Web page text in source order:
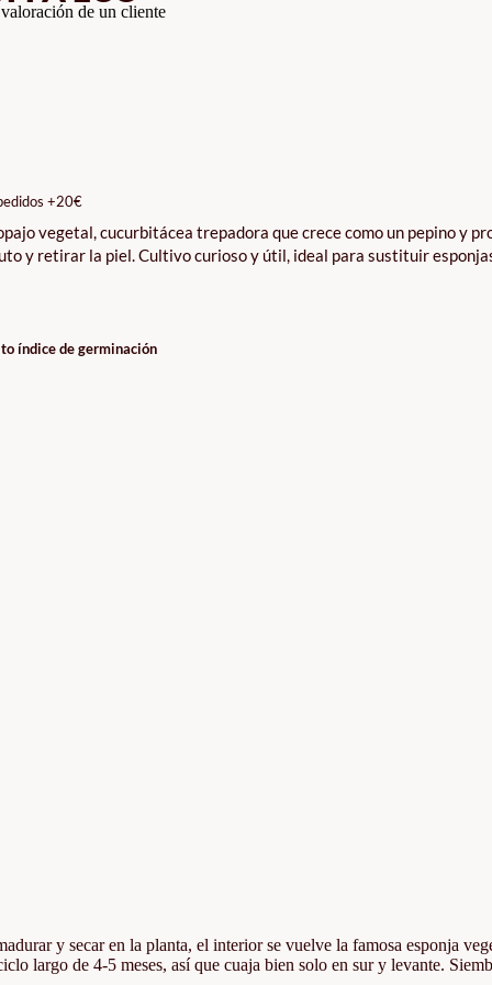
valoración de un cliente
+20€
vegetal, cucurbitácea trepadora que crece como un pepino y
y retirar la piel. Cultivo curioso y útil, ideal para sustituir
índice de germinación
y secar en la planta, el interior se vuelve la famosa esponja
largo de 4-5 meses, así que cuaja bien solo en sur y levante.